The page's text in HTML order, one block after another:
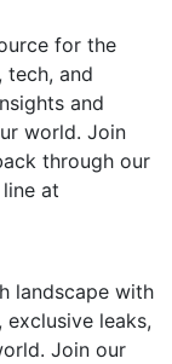
for the
and
and
world. Join
through our
at
landscape with
exclusive leaks,
Join our